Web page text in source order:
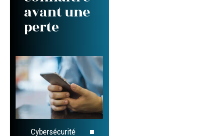
avant une
perte
Cybersécurité